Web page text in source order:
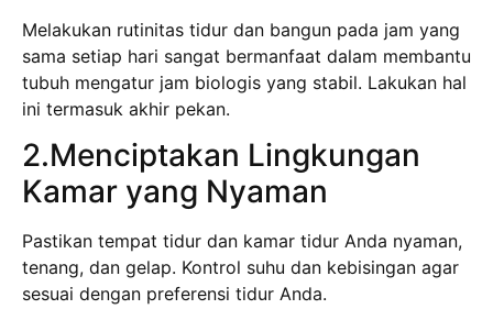
Melakukan rutinitas tidur dan bangun pada jam yang
sama setiap hari sangat bermanfaat dalam membantu
tubuh mengatur jam biologis yang stabil. Lakukan hal
ini termasuk akhir pekan.
2.Menciptakan Lingkungan
Kamar yang Nyaman
Pastikan tempat tidur dan kamar tidur Anda nyaman,
tenang, dan gelap. Kontrol suhu dan kebisingan agar
sesuai dengan preferensi tidur Anda.